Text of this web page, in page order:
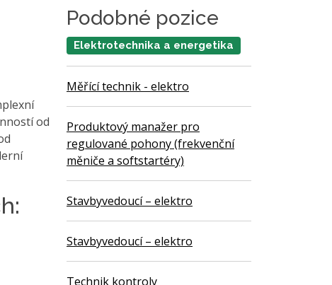
od
Podobné pozice
Elektrotechnika a energetika
Měřící technik - elektro
Produktový manažer pro
regulované pohony (frekvenční
měniče a softstartéry)
Stavbyvedoucí – elektro
Stavbyvedoucí – elektro
Technik kontroly